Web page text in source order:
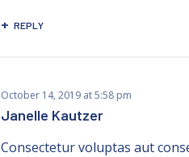
REPLY
October 14, 2019 at5:58 pm
Janelle Kautzer
Consectetur voluptas aut